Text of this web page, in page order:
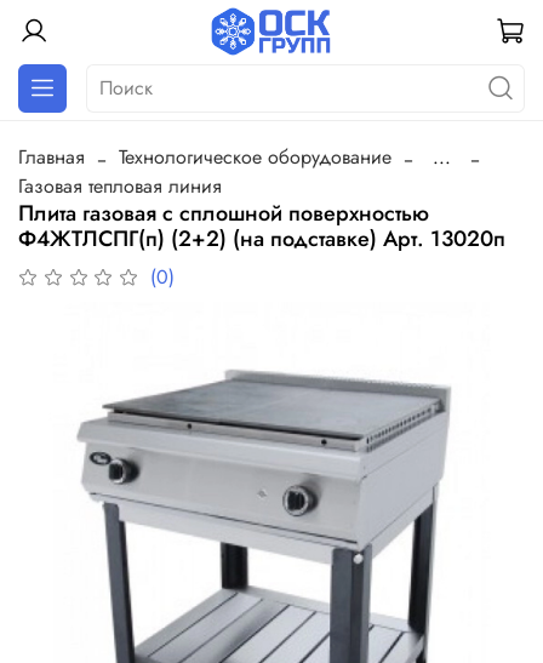
Главная Технологическое оборудование
...
Газовая тепловая линия
Плита газовая с сплошной поверхностью
Ф4ЖТЛСПГ(п) (2+2) (на подставке) Арт. 13020п
(0)